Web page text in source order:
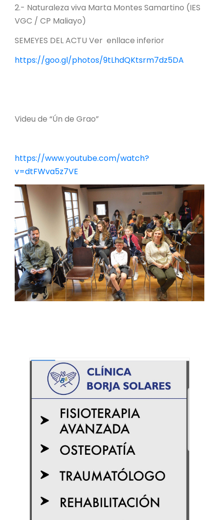
2.- Naturaleza viva Marta Montes Samartino (IES
VGC / CP Maliayo)
SEMEYES DEL ACTU Ver enllace inferior
https://goo.gl/photos/9tLhdQKtsrm7dz5DA
Videu de “Ún de Grao”
https://www.youtube.com/watch?
v=dtFWva5z7VE